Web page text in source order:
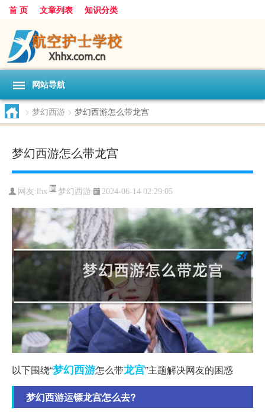
首 页 文章列表 知识分类
网站导航
> 梦幻西游 > 梦幻西游怎么带龙宫
梦幻西游怎么带龙宫
网友: lhx 梦幻西游 2024-06-14 02:29:05
以下围绕“梦幻西游怎么带龙宫”主题解决网友的困惑
梦幻西游运镖龙宫怎么去?